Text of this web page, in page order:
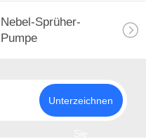
Nebel-Sprüher-
Pumpe
Unterzeichnen